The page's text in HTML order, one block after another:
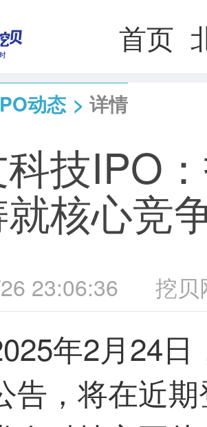
首页
动态 > 详情
技IPO
核心竞
23:06:36 挖贝
年2月24日
告，将在近